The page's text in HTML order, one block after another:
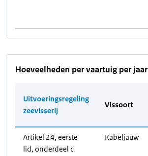
Hoeveelheden per vaartuig per jaar
Uitvoeringsregeling
zeevisserij
Vissoort
Artikel 24, eerste
lid, onderdeel c
Kabeljauw